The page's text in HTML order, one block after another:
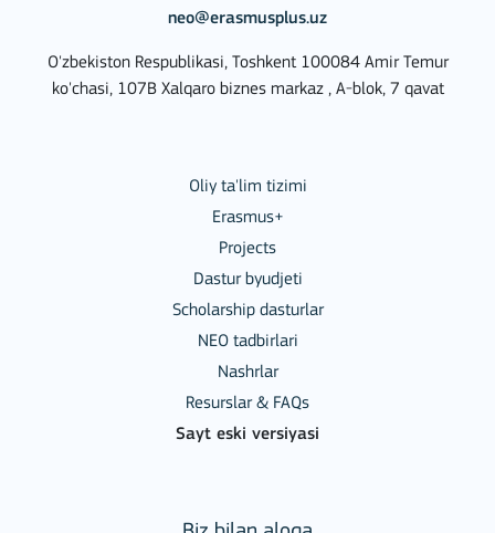
neo@erasmusplus.uz
O'zbekiston Respublikasi, Toshkent 100084 Amir Temur
ko'chasi, 107B Xalqaro biznes markaz , A-blok, 7 qavat
Oliy ta'lim tizimi
Erasmus+
Projects
Dastur byudjeti
Scholarship dasturlar
NEO tadbirlari
Nashrlar
Resurslar & FAQs
Sayt eski versiyasi